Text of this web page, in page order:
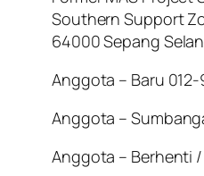
Southern Support
64000 Sepang
Anggota – Baru
Anggota –
Anggota – Berhenti